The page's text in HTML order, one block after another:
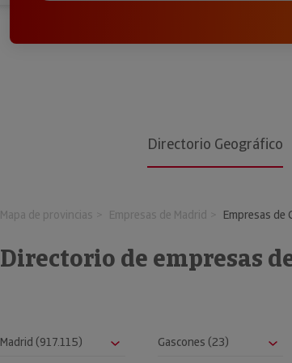
Directorio Geográfico
Mapa de provincias Empresas de Madrid Empresas de
Directorio de empresas